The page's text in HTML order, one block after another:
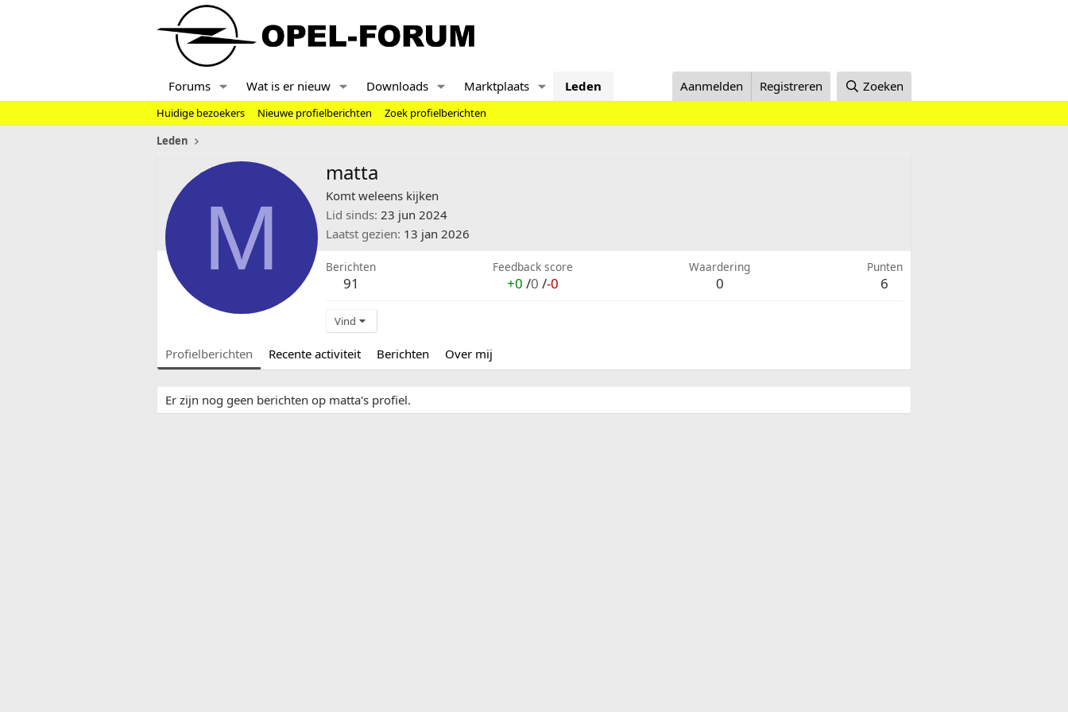
Forums Wat is er nieuw Downloads Marktplaats Leden Aanmelden Registreren Zoeken
Huidige bezoekers Nieuwe profielberichten
Zoek profielberichten
Leden
M
matta
Komt weleens kijken
Lid sinds 23 jun 2024
Laatst gezien 13 jan 2026
Berichten
91
Feedback score
+0 /0 /-0
Waardering
0
Punten
6
Vind
Profielberichten Recente activiteit Berichten Over mij
Er zijn nog geen berichten op matta's profiel.